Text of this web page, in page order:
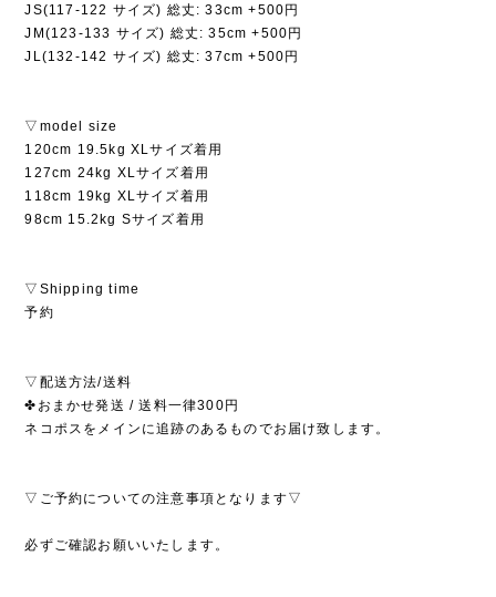
JS(117-122 サイズ) 総丈: 33cm +500円
JM(123-133 サイズ) 総丈: 35cm +500円
JL(132-142 サイズ) 総丈: 37cm +500円
▽model size
120cm 19.5kg XLサイズ着用
127cm 24kg XLサイズ着用
118cm 19kg XLサイズ着用
98cm 15.2kg Sサイズ着用
▽Shipping time
予約
▽配送方法/送料
✤おまかせ発送 / 送料一律300円
ネコポスをメインに追跡のあるものでお届け致します。
▽ご予約についての注意事項となります▽
必ずご確認お願いいたします。